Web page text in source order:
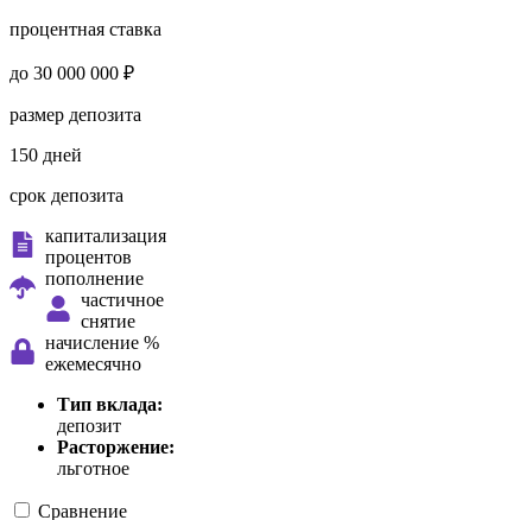
процентная ставка
до 30 000 000 ₽
размер депозита
150 дней
срок депозита
капитализация
процентов
пополнение
частичное
снятие
начисление %
ежемесячно
Тип вклада:
депозит
Расторжение:
льготное
Сравнение